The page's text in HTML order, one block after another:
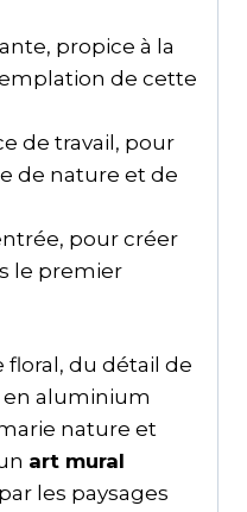
propice à la
de cette
de travail, pour
de nature et de
pour créer
le premier
floral, du détail de
en aluminium
nature et
art mural
les paysages